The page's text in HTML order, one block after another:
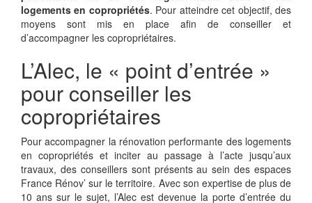
logements en copropriétés. Pour atteindre cet objectif, des
moyens sont mis en place afin de conseiller et
d’accompagner les copropriétaires.
L’Alec, le « point d’entrée »
pour conseiller les
copropriétaires
Pour accompagner la rénovation performante des logements
en copropriétés et inciter au passage à l’acte jusqu’aux
travaux, des conseillers sont présents au sein des espaces
France Rénov’ sur le territoire. Avec son expertise de plus de
10 ans sur le sujet, l’Alec est devenue la porte d’entrée du